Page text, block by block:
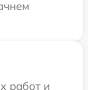
работ и